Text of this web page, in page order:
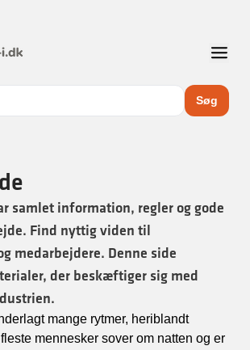
Søg
samlet information, regler og gode
Find nyttig viden til
medarbejdere. Denne side
der beskæftiger sig med
mange rytmer, heriblandt
mennesker sover om natten og er